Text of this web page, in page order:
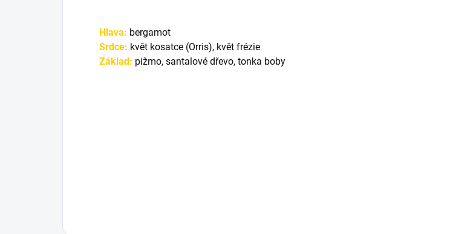
Hlava: bergamot
Srdce: květ kosatce (Orris), květ frézie
Základ: pižmo, santalové dřevo, tonka boby